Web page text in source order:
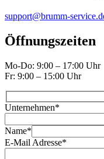
support@brumm-
Öffnungszeiten
Mo-Do: 9:00 – 17:00 Uhr
Fr: 9:00 – 15:00 Uhr
Unternehmen*
Name*
E-Mail Adresse*